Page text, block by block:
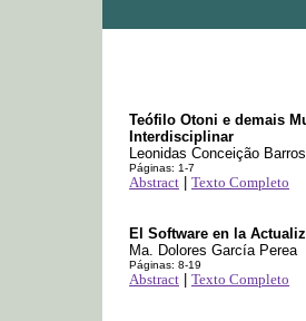
Teófilo Otoni e demais
Interdisciplinar
Leonidas Conceição
Páginas: 1-7
Abstract Texto Completo
El Software en la
Ma. Dolores García Perea
Páginas: 8-19
Abstract Texto Completo